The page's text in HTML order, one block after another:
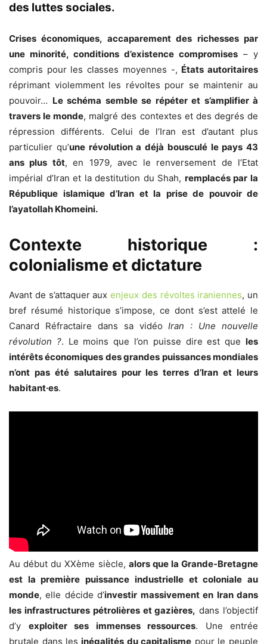
des luttes sociales.
Crises économiques, accaparement des richesses par
une minorité, conditions d’existence compromises – y
compris pour les classes moyennes -, États autoritaires
réprimant violemment les révoltes pour se maintenir au
pouvoir… Le schéma semble se répéter et s’amplifier à
travers le monde, malgré des contextes et des degrés de
répression différents. Celui de l’Iran est d’autant plus
particulier qu’une révolution a déjà bousculé le pays 43
ans plus tôt, en 1979, avec le renversement de l’Etat
impérial d’Iran et la destitution du Shah, remplacés par la
République islamique d’Iran et la prise de pouvoir de
l’ayatollah Khomeini.
Contexte historique :
colonialisme et dictature
Avant de s’attaquer aux enjeux des révoltes iraniennes, un
bref résumé historique s’impose, ce dont s’est attelé le
Canard Réfractaire dans sa vidéoIran : Une nouvelle
révolution ?. Le moins que l’on puisse dire est queles
intérêts économiques des grandes puissances mondiales
n’ont pas été salutaires pour les terres d’Iran et leurs
habitant·es.
Au début du XXème siècle, alors que la Grande-Bretagne
est la première puissance industrielle et coloniale au
monde, elle décide d’investir massivement en Iran dans
les infrastructures pétrolières et gazières, dans l’objectif
d’y exploiter ses immenses ressources. Une entrée
brutale dans les inégalités du capitalisme pour le peuple